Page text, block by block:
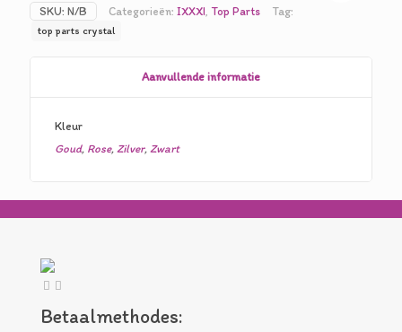
SKU: N/B Categorieën: IXXXI, Top Parts Tag:
top parts crystal
Aanvullende informatie
Kleur
Goud, Rose, Zilver, Zwart
Betaalmethodes: